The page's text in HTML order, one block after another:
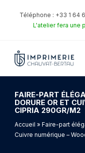
Téléphone : +33 1 64
L'atelier fera une
FAIRE-PART
DORURE OR ET
CIPRIA 290GR/M2
Accueil » Faire-part
Cuivre numérique –